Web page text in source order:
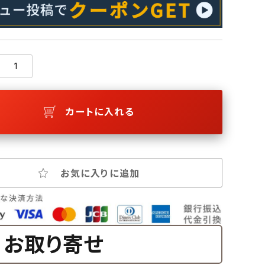
カートに入れる
お気に入りに追加
お取り寄せ